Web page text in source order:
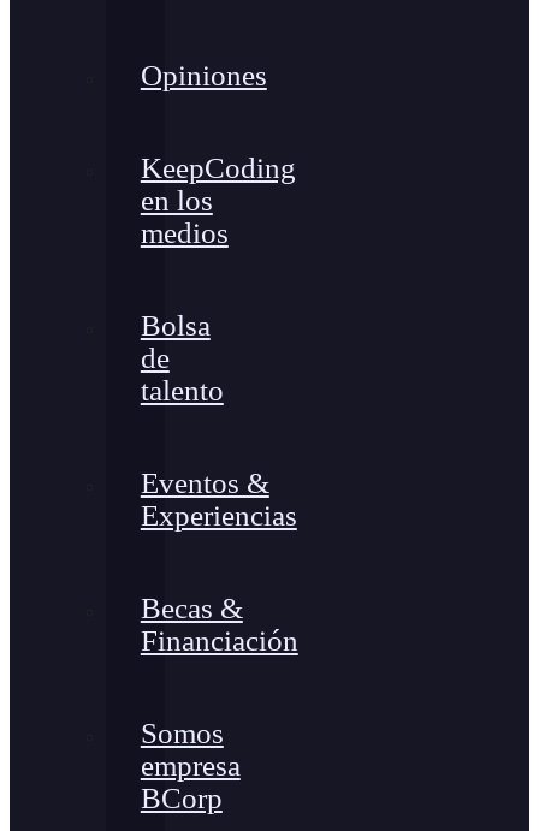
Opiniones
KeepCoding
en los
medios
Bolsa
de
talento
Eventos &
Experiencias
Becas &
Financiación
Somos
empresa
BCorp